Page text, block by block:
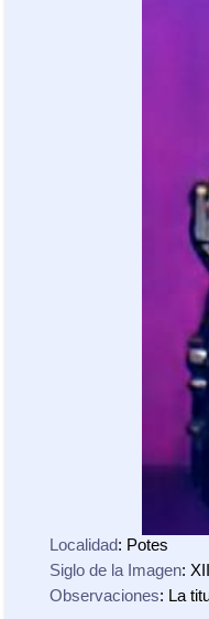
Localidad: Potes
Siglo de la Imagen:
Observaciones: La